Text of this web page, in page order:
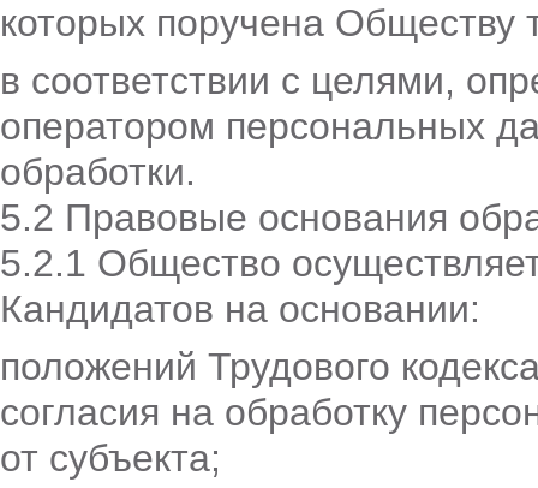
которых поручена Обществу
в соответствии с целями,
оператором персональных
обработки.
5.2 Правовые основания
5.2.1 Общество
Кандидатов на основании:
положений Трудового
согласия на обработку
от субъекта;